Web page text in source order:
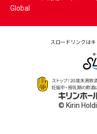
Global
スロードリンクは
© Kirin